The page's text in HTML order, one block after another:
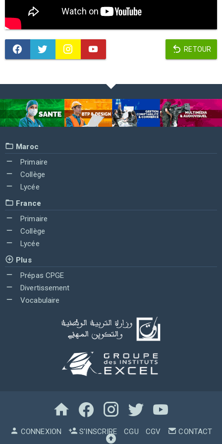
RETOUR
Maroc
Primaire
Collège
Lycée
France
Primaire
Collège
Lycée
Plus
Prépas CPGE
Divertissement
Vocabulaire
CONNEXION S'INSCRIRE CGU CGV CONTACT